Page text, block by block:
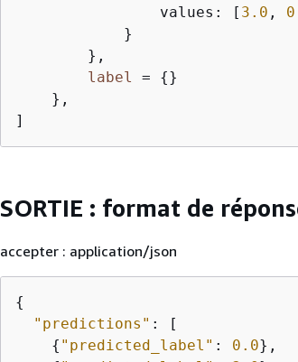
                values: [
3.0 ,
            }
        },
label
= {}
    },
]
SORTIE : format de
accepter : application/json
{
"predictions" : [
{ "predicted_label" : 0.0},